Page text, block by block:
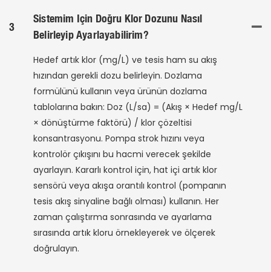
3
Sistemim Için Doğru Klor Dozunu Nasıl
Belirleyip Ayarlayabilirim?
Hedef artık klor (mg/L) ve tesis ham su akış
hızından gerekli dozu belirleyin. Dozlama
formülünü kullanın veya ürünün dozlama
tablolarına bakın: Doz (L/sa) = (Akış × Hedef mg/L
× dönüştürme faktörü) / klor çözeltisi
konsantrasyonu. Pompa strok hızını veya
kontrolör çıkışını bu hacmi verecek şekilde
ayarlayın. Kararlı kontrol için, hat içi artık klor
sensörü veya akışa orantılı kontrol (pompanın
tesis akış sinyaline bağlı olması) kullanın. Her
zaman çalıştırma sonrasında ve ayarlama
sırasında artık kloru örnekleyerek ve ölçerek
doğrulayın.